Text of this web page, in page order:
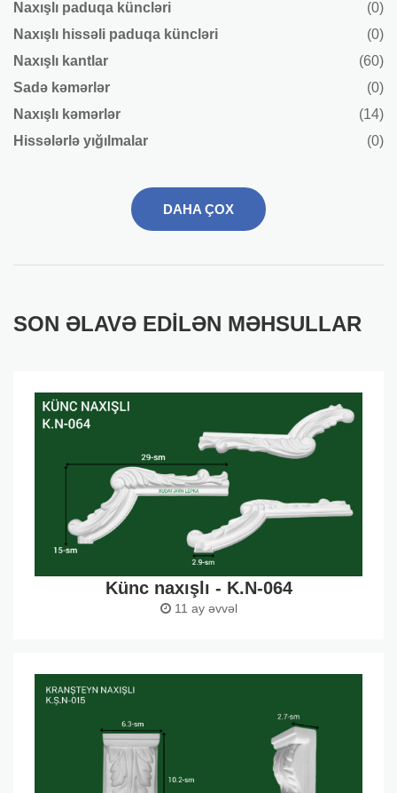
Naxışlı paduqa küncləri
(0)
Naxışlı hissəli paduqa küncləri
(0)
Naxışlı kantlar
(60)
Sadə kəmərlər
(0)
Naxışlı kəmərlər
(14)
Hissələrlə yığılmalar
(0)
DAHA ÇOX
SON ƏLAVƏ EDILƏN MƏHSULLAR
Künc naxışlı - K.N-064
11 ay əvvəl